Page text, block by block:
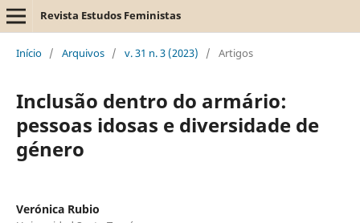
Revista Estudos Feministas
Início / Arquivos / v. 31 n. 3 (2023) / Artigos
Inclusão dentro do armário:
pessoas idosas e diversidade de
género
Verónica Rubio